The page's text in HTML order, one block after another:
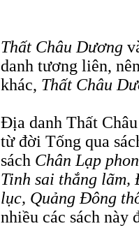
Thất Châu Dương
danh tương liên,
khác, Thất Châu
Địa danh Thất
từ đời Tống qua
sách Chân Lạp
Tinh sai thắng lãm,
lục, Quảng Đông
nhiều các sách này